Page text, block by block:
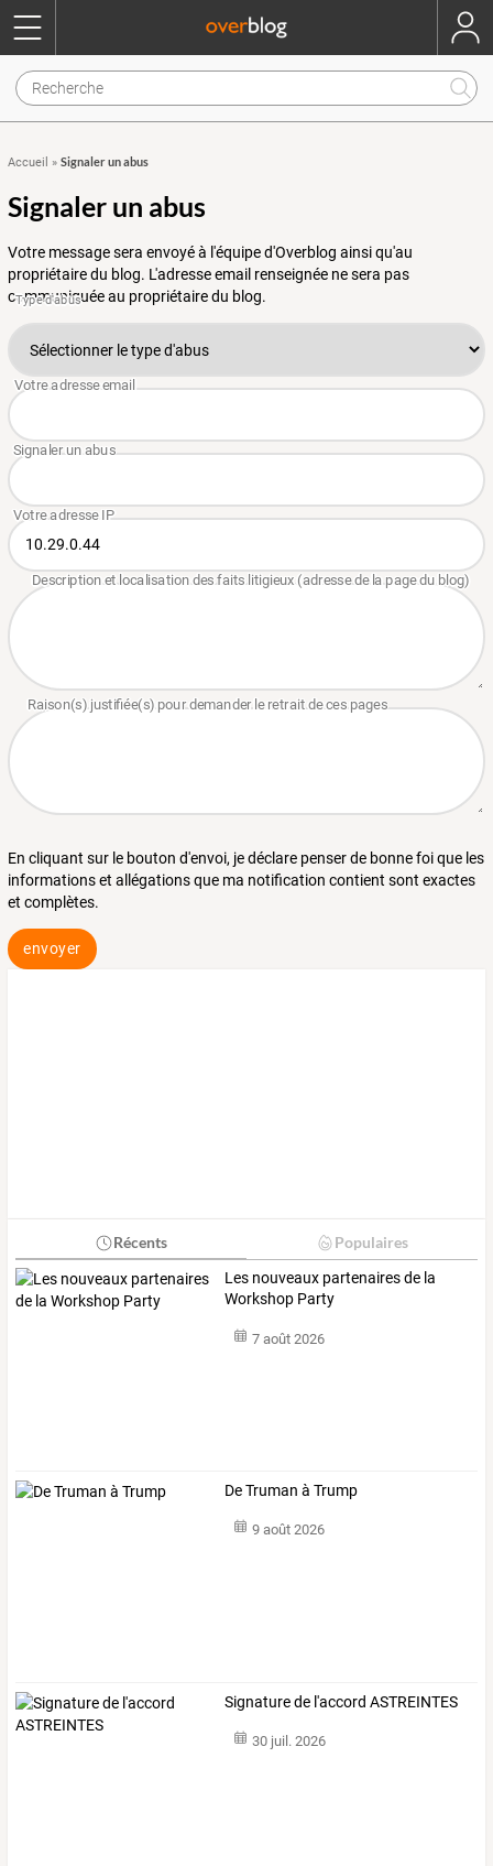
Accueil » Signaler un abus
Signaler un abus
Votre message sera envoyé à l'équipe d'Overblog ainsi qu'au
propriétaire du blog. L'adresse email renseignée ne sera pas
communiquée au propriétaire du blog.
En cliquant sur le bouton d'envoi, je déclare penser de bonne foi que les
informations et allégations que ma notification contient sont exactes
et complètes.
envoyer
Récents Populaires
Les nouveaux partenaires de la
Workshop Party
7 août 2026
De Truman à Trump
9 août 2026
Signature de l'accord ASTREINTES
30 juil. 2026